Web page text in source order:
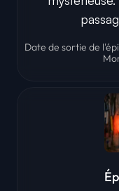
Date de sortie de